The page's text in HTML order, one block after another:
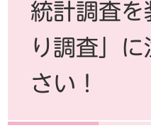
統計調査を
り調査」
さい！